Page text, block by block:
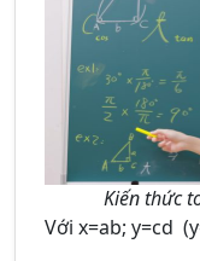
Kiến thức
Với x=ab; y=cd